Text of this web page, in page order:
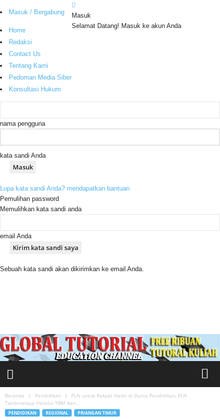
Masuk / Bergabung
Home
Redaksi
Contact Us
Tentang Kami
Pedoman Media Siber
Konsultasi Hukum
Masuk
Selamat Datang! Masuk ke akun Anda
nama pengguna
kata sandi Anda
Lupa kata sandi Anda? mendapatkan bantuan
Pemulihan password
Memulihkan kata sandi anda
email Anda
Sebuah kata sandi akan dikirimkan ke email Anda.
S
a
Beranda Pendidikan
PLN untuk Rakyat Hadir di Dunia Pendidikan, PLN
Tasikmalaya melalui YBM dan...
PENDIDIKAN REGIONAL PRIANGAN TIMUR